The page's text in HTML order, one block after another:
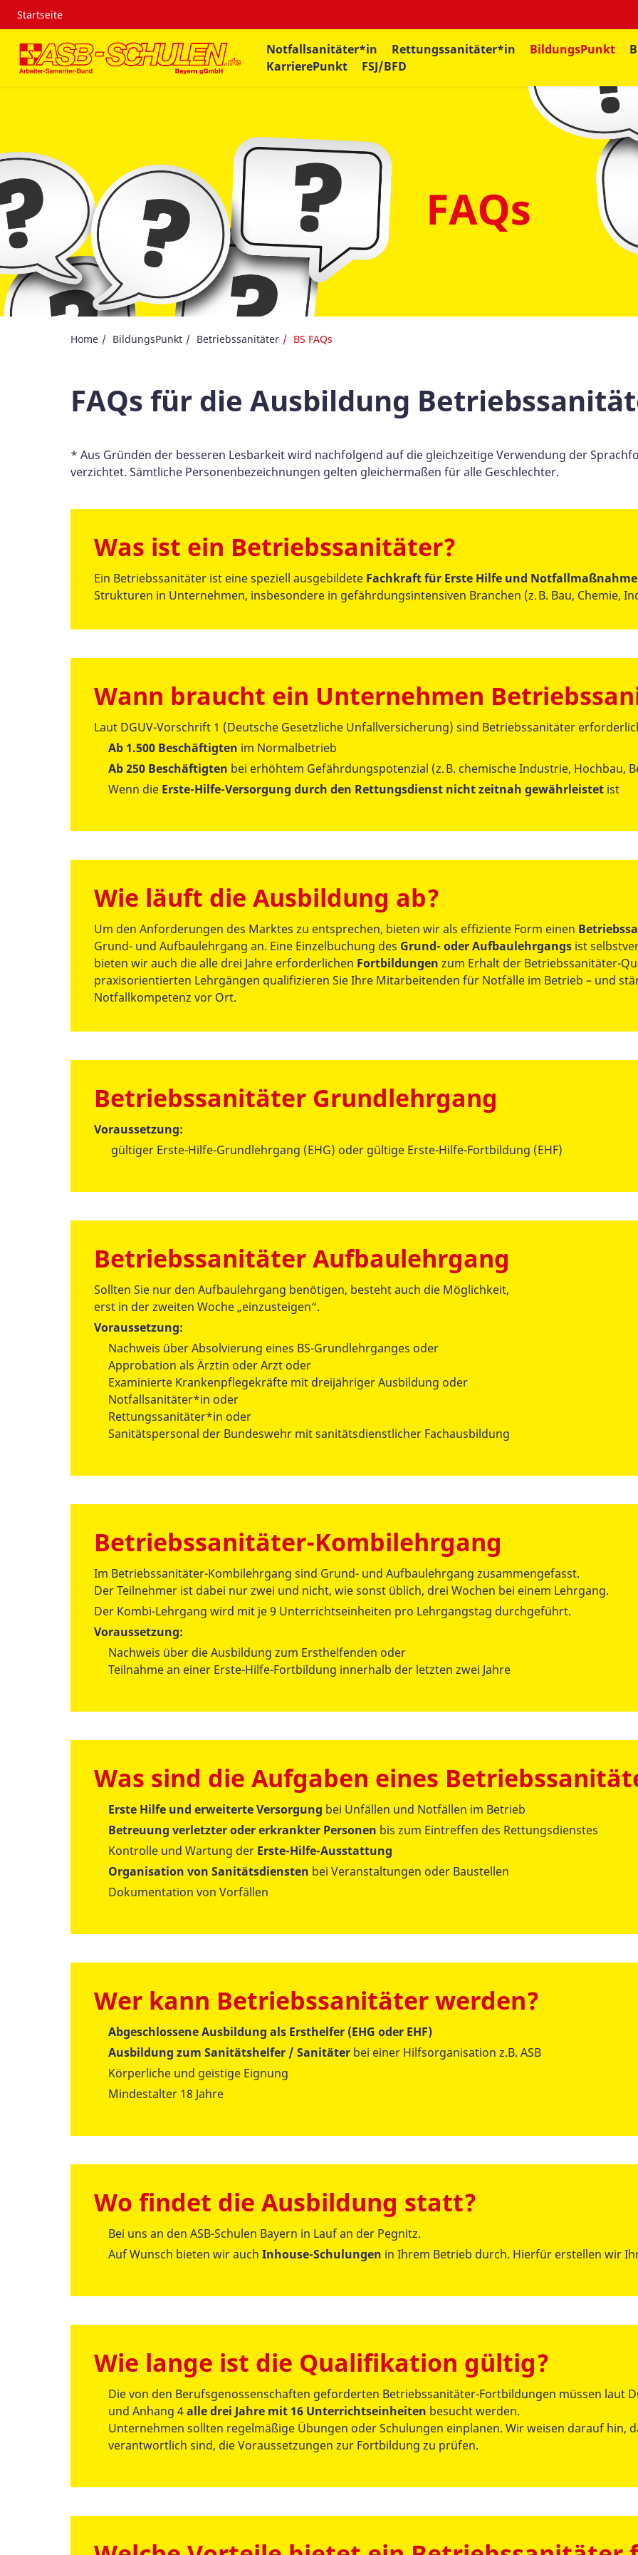
Startseite
Notfallsanitäter*in Rettungssanitäter*in BildungsPunkt
KarrierePunkt
FSJ/BFD
Home BildungsPunkt Betriebssanitäter BS FAQs
FAQs für die Ausbildung
* Aus Gründen der besseren Lesbarkeit wird nachfolgend auf die gleichzeitige Verwendung der
verzichtet. Sämtliche Personenbezeichnungen gelten gleichermaßen für alle Geschlechter.
Was ist ein Betriebssanitäter?
Ein Betriebssanitäter ist eine speziell ausgebildete Fachkraft für Erste Hilfe und
Strukturen in Unternehmen, insbesondere in gefährdungsintensiven Branchen (z. B. Bau, Chemie,
Wann braucht ein Unternehmen
Laut DGUV-Vorschrift 1 (Deutsche Gesetzliche Unfallversicherung) sind Betriebssanitäter
Ab 1.500 Beschäftigten im Normalbetrieb
Ab 250 Beschäftigten bei erhöhtem Gefährdungspotenzial (z. B. chemische Industrie, Hochbau,
Wenn die Erste-Hilfe-Versorgung durch den Rettungsdienst nicht zeitnah gewährleistet ist
Wie läuft die Ausbildung ab?
Um den Anforderungen des Marktes zu entsprechen, bieten wir als effiziente Form einen
Grund- und Aufbaulehrgang an. Eine Einzelbuchung des Grund- oder Aufbaulehrgangs ist
bieten wir auch die alle drei Jahre erforderlichen Fortbildungen zum Erhalt der Betriebssanitäter-
praxisorientierten Lehrgängen qualifizieren Sie Ihre Mitarbeitenden für Notfälle im Betrieb – und
Notfallkompetenz vor Ort.
Betriebssanitäter Grundlehrgang
Voraussetzung:
gültiger Erste-Hilfe-Grundlehrgang (EHG) oder gültige Erste-Hilfe-Fortbildung (EHF)
Betriebssanitäter Aufbaulehrgang
Sollten Sie nur den Aufbaulehrgang benötigen, besteht auch die Möglichkeit,
erst in der zweiten Woche „einzusteigen“.
Voraussetzung:
Nachweis über Absolvierung eines BS-Grundlehrganges oder
Approbation als Ärztin oder Arzt oder
Examinierte Krankenpflegekräfte mit dreijähriger Ausbildung oder
Notfallsanitäter*in oder
Rettungssanitäter*in oder
Sanitätspersonal der Bundeswehr mit sanitätsdienstlicher Fachausbildung
Betriebssanitäter-Kombilehrgang
Im Betriebssanitäter-Kombilehrgang sind Grund- und Aufbaulehrgang zusammengefasst.
Der Teilnehmer ist dabei nur zwei und nicht, wie sonst üblich, drei Wochen bei einem Lehrgang.
Der Kombi-Lehrgang wird mit je 9 Unterrichtseinheiten pro Lehrgangstag durchgeführt.
Voraussetzung:
Nachweis über die Ausbildung zum Ersthelfenden oder
Teilnahme an einer Erste-Hilfe-Fortbildung innerhalb der letzten zwei Jahre
Was sind die Aufgaben eines
Erste Hilfe und erweiterte Versorgung bei Unfällen und Notfällen im Betrieb
Betreuung verletzter oder erkrankter Personen bis zum Eintreffen des Rettungsdienstes
Kontrolle und Wartung der Erste-Hilfe-Ausstattung
Organisation von Sanitätsdiensten bei Veranstaltungen oder Baustellen
Dokumentation von Vorfällen
Wer kann Betriebssanitäter werden?
Abgeschlossene Ausbildung als Ersthelfer (EHG oder EHF)
Ausbildung zum Sanitätshelfer / Sanitäter bei einer Hilfsorganisation z.B. ASB
Körperliche und geistige Eignung
Mindestalter 18 Jahre
Wo findet die Ausbildung statt?
Bei uns an den ASB-Schulen Bayern in Lauf an der Pegnitz.
Auf Wunsch bieten wir auch Inhouse-Schulungen in Ihrem Betrieb durch. Hierfür erstellen wir
Wie lange ist die Qualifikation gültig?
Die von den Berufsgenossenschaften geforderten Betriebssanitäter-Fortbildungen müssen laut
und Anhang 4alle drei Jahre mit 16 Unterrichtseinheiten besucht werden.
Unternehmen sollten regelmäßige Übungen oder Schulungen einplanen. Wir weisen darauf hin,
verantwortlich sind, die Voraussetzungen zur Fortbildung zu prüfen.